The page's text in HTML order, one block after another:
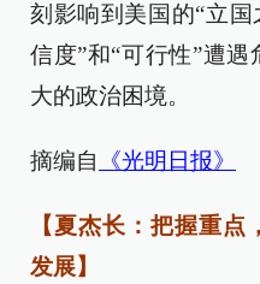
刻影响到美国的“立
信度”和“可行性”遭
大的政治困境。
摘编自 《光明日报》
【夏杰长：把握重
发展】